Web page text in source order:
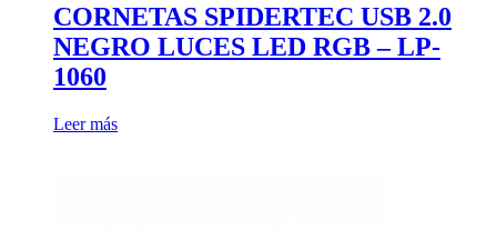
CORNETAS SPIDERTEC USB 2.0
NEGRO LUCES LED RGB – LP-
1060
Leer más